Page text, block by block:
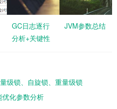
GC日志逐行
分析+关键性
JVM参数总结
级锁、自旋锁、重量级锁
化参数分析